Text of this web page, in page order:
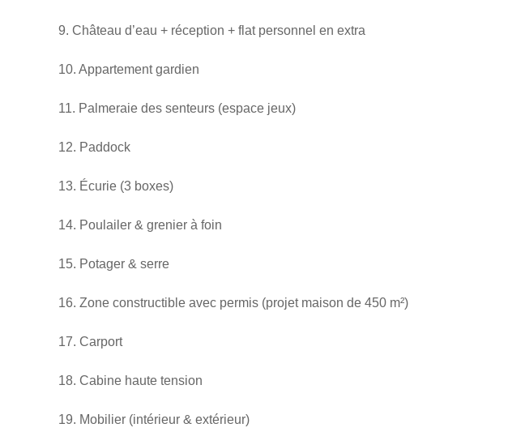
9. Château d’eau + réception + flat personnel en extra
10. Appartement gardien
11. Palmeraie des senteurs (espace jeux)
12. Paddock
13. Écurie (3 boxes)
14. Poulailer & grenier à foin
15. Potager & serre
16. Zone constructible avec permis (projet maison de 450 m²)
17. Carport
18. Cabine haute tension
19. Mobilier (intérieur & extérieur)